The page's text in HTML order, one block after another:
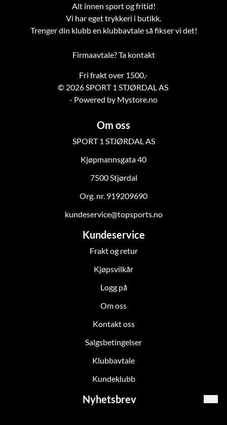
Alt innen sport og fritid!
Vi har eget trykkeri i butikk.
Trenger din klubb en klubbavtale så fikser vi det!
Firmaavtale? Ta kontakt
Fri frakt over 1500,-
© 2026 SPORT 1 STJØRDAL AS
- Powered by Mystore.no
Om oss
SPORT 1 STJØRDAL AS
Kjøpmannsgata 40
7500 Stjørdal
Org. nr. 919209690
kundeservice@topsports.no
Kundeservice
Frakt og retur
Kjøpsvilkår
Logg på
Om oss
Kontakt oss
Salgsbetingelser
Klubbavtale
Kundeklubb
Nyhetsbrev